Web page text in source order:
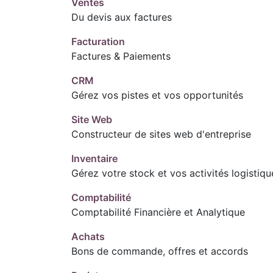
Ventes
Du devis aux factures
Facturation
Factures & Paiements
CRM
Gérez vos pistes et vos opportunités
Site Web
Constructeur de sites web d'entreprise
Inventaire
Gérez votre stock et vos activités
Comptabilité
Comptabilité Financière et Analytique
Achats
Bons de commande, offres et accords